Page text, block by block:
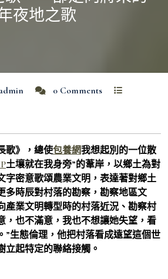
夜地之歌
0 Comments
歌》，總使包養網我想起別的一位散
土壤就在我身旁”的葦岸，以鄉土為對
字密意歌頌農業文明，表達著對鄉土
多時辰對村落的勘察，勘察地區文
產業文明轉型時的村落近況、勘察村
，也不滿意，我也不想讓她失望，看
”生態倫理，他把村落看成遠望這個世
立起特定的聯絡接觸。